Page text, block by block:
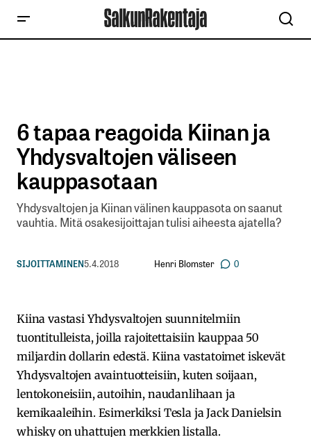
6 tapaa reagoida Kiinan ja
Yhdysvaltojen väliseen
kauppasotaan
Yhdysvaltojen ja Kiinan välinen kauppasota on saanut
vauhtia. Mitä osakesijoittajan tulisi aiheesta ajatella?
SIJOITTAMINEN5.4.2018 Henri Blomster 0
Kiina vastasi Yhdysvaltojen suunnitelmiin
tuontitulleista, joilla rajoitettaisiin kauppaa 50
miljardin dollarin edestä. Kiina vastatoimet iskevät
Yhdysvaltojen avaintuotteisiin, kuten soijaan,
lentokoneisiin, autoihin, naudanlihaan ja
kemikaaleihin. Esimerkiksi Tesla ja Jack Danielsin
whisky on uhattujen merkkien listalla.